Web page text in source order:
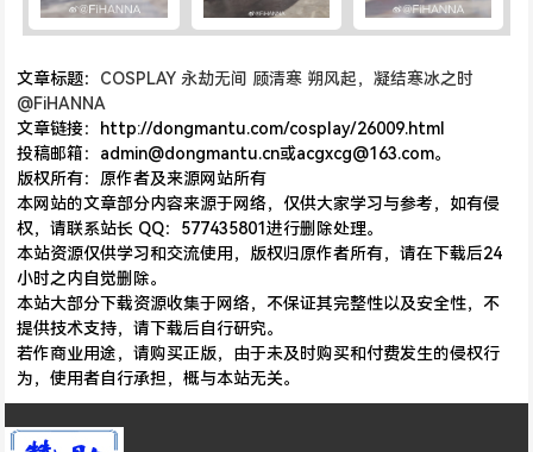
文章标题： COSPLAY 永劫无间 顾清寒 朔风起，凝结寒冰之时️
@FiHANNA
文章链接：http://dongmantu.com/cosplay/26009.html
投稿邮箱：admin@dongmantu.cn或acgxcg@163.com。
版权所有：原作者及来源网站所有
本网站的文章部分内容来源于网络，仅供大家学习与参考，如有侵
权，请联系站长 QQ：577435801进行删除处理。
本站资源仅供学习和交流使用，版权归原作者所有，请在下载后24
小时之内自觉删除。
本站大部分下载资源收集于网络，不保证其完整性以及安全性，不
提供技术支持，请下载后自行研究。
若作商业用途，请购买正版，由于未及时购买和付费发生的侵权行
为，使用者自行承担，概与本站无关。